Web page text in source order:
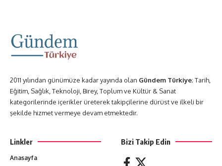
2011 yılından günümüze kadar yayında olan Gündem Türkiye; Tarih,
Eğitim, Sağlık, Teknoloji, Birey, Toplum ve Kültür & Sanat
kategorilerinde içerikler üreterek takipçilerine dürüst ve ilkeli bir
şekilde hizmet vermeye devam etmektedir.
Linkler
Anasayfa
Bizi Takip Edin